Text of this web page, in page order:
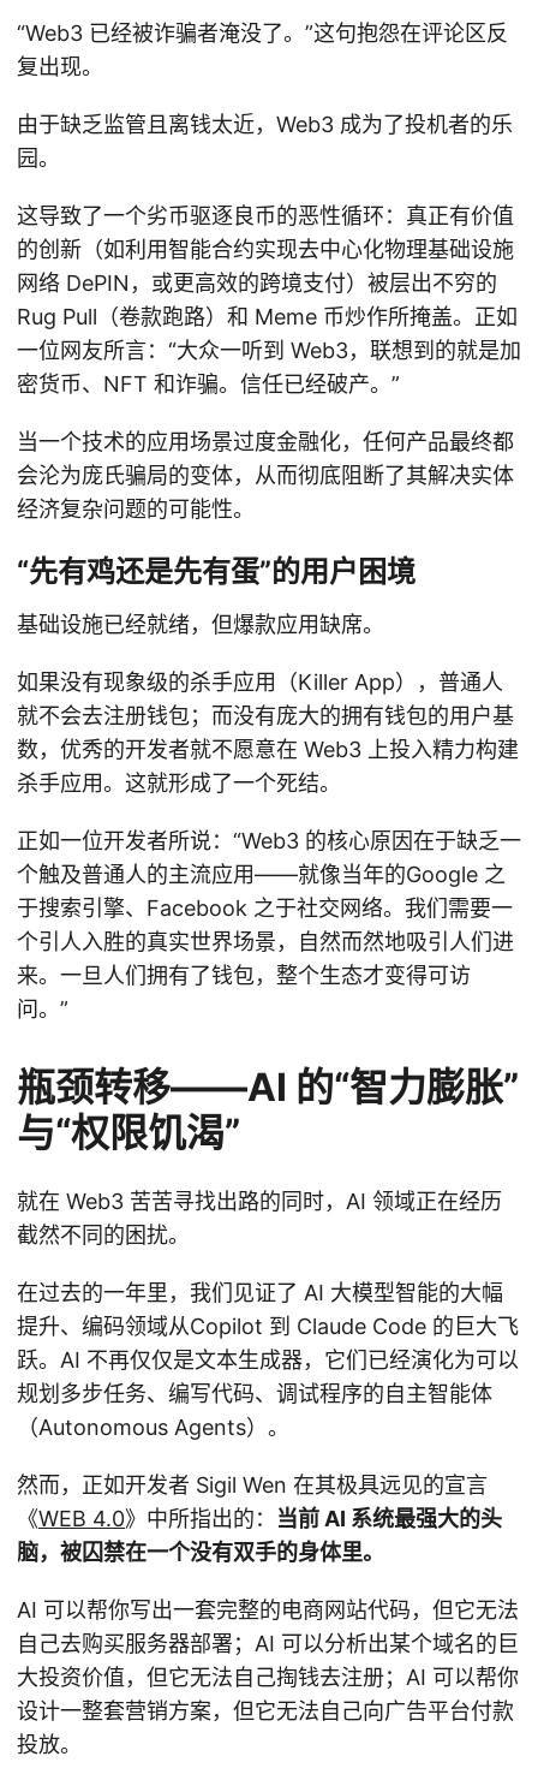
“Web3 已经被诈骗者淹没了。”这句抱怨在评论区反
复出现。
由于缺乏监管且离钱太近，Web3 成为了投机者的乐
园。
这导致了一个劣币驱逐良币的恶性循环：真正有价值
的创新（如利用智能合约实现去中心化物理基础设施
网络 DePIN，或更高效的跨境支付）被层出不穷的
Rug Pull（卷款跑路）和 Meme 币炒作所掩盖。正如
一位网友所言：“大众一听到 Web3，联想到的就是加
密货币、NFT 和诈骗。信任已经破产。”
当一个技术的应用场景过度金融化，任何产品最终都
会沦为庞氏骗局的变体，从而彻底阻断了其解决实体
经济复杂问题的可能性。
“先有鸡还是先有蛋”的用户困境
基础设施已经就绪，但爆款应用缺席。
如果没有现象级的杀手应用（Killer App），普通人
就不会去注册钱包；而没有庞大的拥有钱包的用户基
数，优秀的开发者就不愿意在 Web3 上投入精力构建
杀手应用。这就形成了一个死结。
正如一位开发者所说：“Web3 的核心原因在于缺乏一
个触及普通人的主流应用——就像当年的Google 之
于搜索引擎、Facebook 之于社交网络。我们需要一
个引人入胜的真实世界场景，自然而然地吸引人们进
来。一旦人们拥有了钱包，整个生态才变得可访
问。”
瓶颈转移——AI 的“智力膨胀”
与“权限饥渴”
就在 Web3 苦苦寻找出路的同时，AI 领域正在经历
截然不同的困扰。
在过去的一年里，我们见证了 AI 大模型智能的大幅
提升、编码领域从Copilot 到 Claude Code 的巨大飞
跃。AI 不再仅仅是文本生成器，它们已经演化为可以
规划多步任务、编写代码、调试程序的自主智能体
（Autonomous Agents）。
然而，正如开发者 Sigil Wen 在其极具远见的宣言
《WEB 4.0》中所指出的： 当前 AI 系统最强大的头
脑，被囚禁在一个没有双手的身体里。
AI 可以帮你写出一套完整的电商网站代码，但它无法
自己去购买服务器部署；AI 可以分析出某个域名的巨
大投资价值，但它无法自己掏钱去注册；AI 可以帮你
设计一整套营销方案，但它无法自己向广告平台付款
投放。